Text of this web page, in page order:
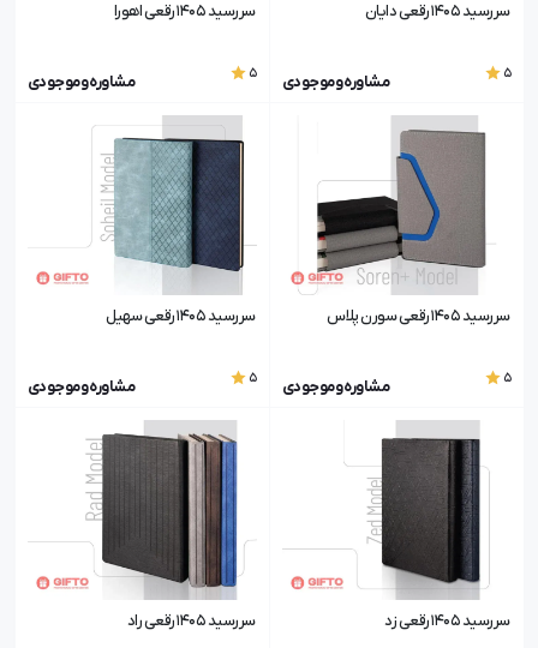
سررسید 1405 رقعی دایان
5 مشاوره و موجودی
سررسید 1405 رقعی اهورا
5 مشاوره و موجودی
سررسید 1405 رقعی سورن پلاس
5 مشاوره و موجودی
سررسید 1405 رقعی سهیل
5 مشاوره و موجودی
سررسید 1405 رقعی زد سررسید 1405 رقعی راد